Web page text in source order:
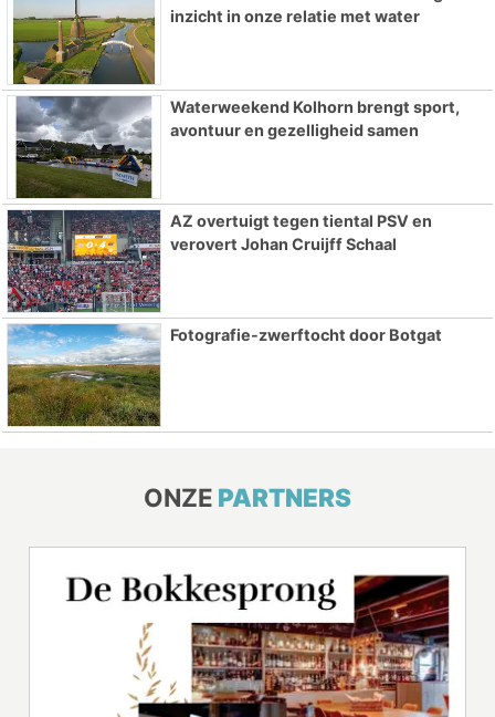
inzicht in onze relatie met water
Waterweekend Kolhorn brengt sport,
avontuur en gezelligheid samen
AZ overtuigt tegen tiental PSV en
verovert Johan Cruijff Schaal
Fotografie-zwerftocht door Botgat
ONZE PARTNERS